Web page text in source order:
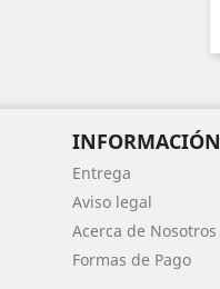
INFORMACIÓN
Entrega
Aviso legal
Acerca de Nosotros
Formas de Pago